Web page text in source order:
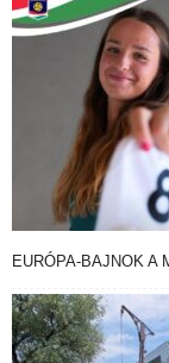
EURÓPA-BAJNOK A